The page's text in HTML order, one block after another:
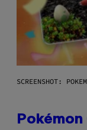
SCREENSHOT: